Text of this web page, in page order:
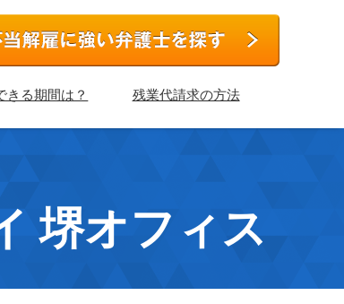
きる期間は？ 残業代請求の方法
堺オフィス